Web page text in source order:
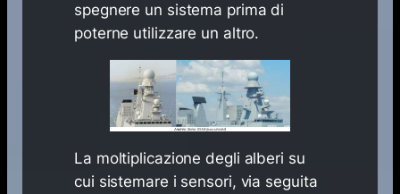
spegnere un sistema prima di
poterne utilizzare un altro.
La moltiplicazione degli alberi su
cui sistemare i sensori, via seguita